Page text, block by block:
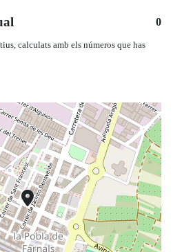
0
calculats amb els números que has